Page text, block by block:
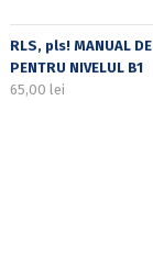
RLS, pls! MANUAL
PENTRU NIVELUL B1
65,00 lei